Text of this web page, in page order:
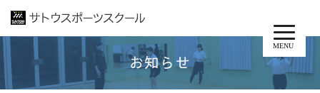
MENU
お知らせ